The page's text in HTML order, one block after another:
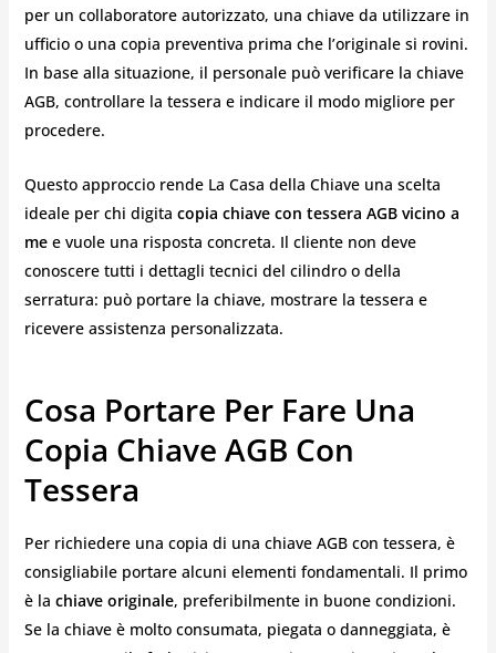
per un collaboratore autorizzato, una chiave da utilizzare in
ufficio o una copia preventiva prima che l’originale si rovini.
In base alla situazione, il personale può verificare la chiave
AGB, controllare la tessera e indicare il modo migliore per
procedere.
Questo approccio rende La Casa della Chiave una scelta
ideale per chi digita copia chiave con tessera AGB vicino a
mee vuole una risposta concreta. Il cliente non deve
conoscere tutti i dettagli tecnici del cilindro o della
serratura: può portare la chiave, mostrare la tessera e
ricevere assistenza personalizzata.
Cosa Portare Per Fare Una
Copia Chiave AGB Con
Tessera
Per richiedere una copia di una chiave AGB con tessera, è
consigliabile portare alcuni elementi fondamentali. Il primo
è la chiave originale, preferibilmente in buone condizioni.
Se la chiave è molto consumata, piegata o danneggiata, è